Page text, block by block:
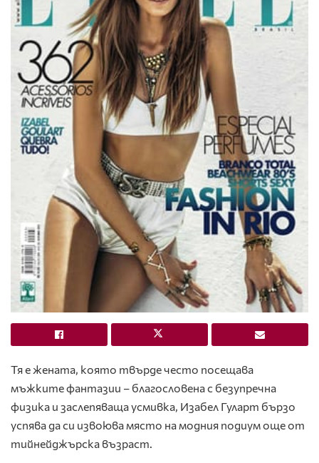
Тя е жената, която твърде често посещава
мъжките фантазии – благословена с безупречна
физика и заслепяваща усмивка, Изабел Гуларт бързо
успява да си извоюва място на модния подиум още от
тийнейджърска възраст.